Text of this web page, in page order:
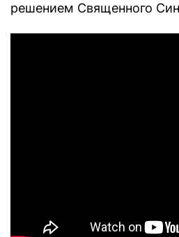
решением Священного